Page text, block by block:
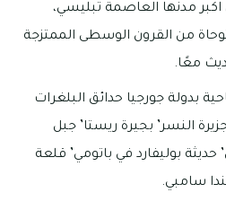
اكبر مدنها العاصمة تبليسي،
من القرون الوسطى الممتزجة
معًا.
بدولة جورجيا حدائق البلغرات
النسر’ بجيرة ريستا’ جبل
حديثة بوليفارد في باتومي’ قلعة
سامبي.